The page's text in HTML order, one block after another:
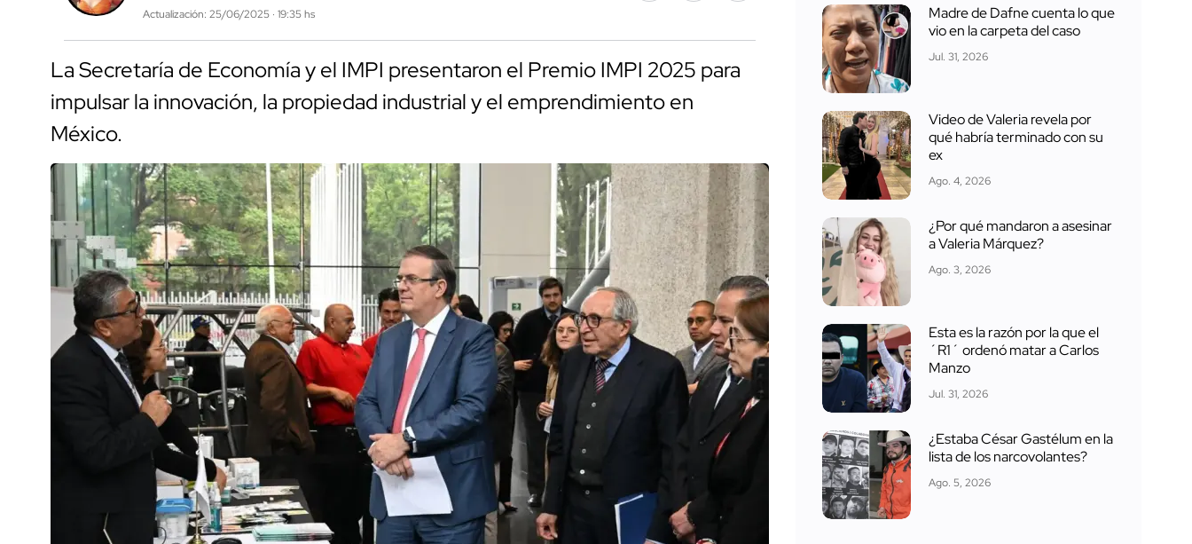
Actualización: 25/06/2025 · 19:35 hs
La Secretaría de Economía y el IMPI presentaron el Premio IMPI 2025 para
impulsar la innovación, la propiedad industrial y el emprendimiento en
México.
Madre de Dafne cuenta lo que
vio en la carpeta del caso
Jul. 31, 2026
Video de Valeria revela por
qué habría terminado con su
ex
Ago. 4, 2026
¿Por qué mandaron a asesinar
a Valeria Márquez?
Ago. 3, 2026
Esta es la razón por la que el
´R1´ ordenó matar a Carlos
Manzo
Jul. 31, 2026
¿Estaba César Gastélum en la
lista de los narcovolantes?
Ago. 5, 2026